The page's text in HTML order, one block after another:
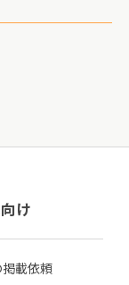
け
載依頼